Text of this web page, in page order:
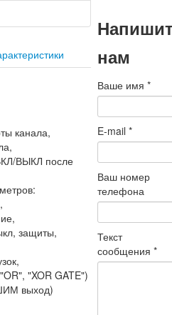
канала,
ВЫКЛ после
защиты,
"XOR GATE")
выход)
нам
Ваше имя*
E-mail*
Ваш номер
телефона
Текст
сообщения*